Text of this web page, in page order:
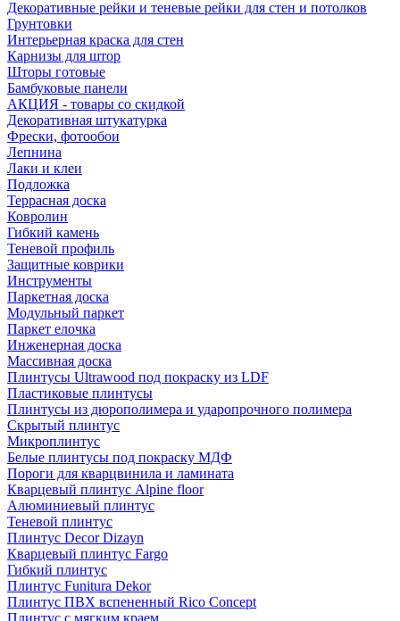
Декоративные рейки и теневые рейки для стен и потолков
Грунтовки
Интерьерная краска для стен
Карнизы для штор
Шторы готовые
Бамбуковые панели
АКЦИЯ - товары со скидкой
Декоративная штукатурка
Фрески, фотообои
Лепнина
Лаки и клеи
Подложка
Террасная доска
Ковролин
Гибкий камень
Теневой профиль
Защитные коврики
Инструменты
Паркетная доска
Модульный паркет
Паркет елочка
Инженерная доска
Массивная доска
Плинтусы Ultrawood под покраску из LDF
Пластиковые плинтусы
Плинтусы из дюрополимера и ударопрочного полимера
Скрытый плинтус
Микроплинтус
Белые плинтусы под покраску МДФ
Пороги для кварцвинила и ламината
Кварцевый плинтус Alpine floor
Алюминиевый плинтус
Теневой плинтус
Плинтус Decor Dizayn
Кварцевый плинтус Fargo
Гибкий плинтус
Плинтус Funitura Dekor
Плинтус ПВХ вспененный Rico Concept
Плинтус с мягким краем